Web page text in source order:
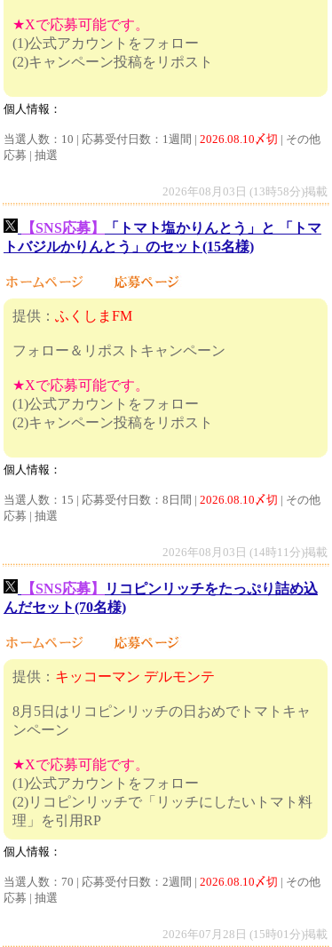
★Xで応募可能です。
(1)公式アカウントをフォロー
(2)キャンペーン投稿をリポスト
個人情報：
当選人数：10 | 応募受付日数：1週間 | 2026.08.10〆切 | その他
応募 | 抽選
2026年08月03日 (13時58分)掲載
【SNS応募】
「トマト塩かりんとう」と 「トマ
トバジルかりんとう」のセット(15名様)
提供： ふくしまFM
フォロー＆リポストキャンペーン
★Xで応募可能です。
(1)公式アカウントをフォロー
(2)キャンペーン投稿をリポスト
個人情報：
当選人数：15 | 応募受付日数：8日間 | 2026.08.10〆切 | その他
応募 | 抽選
2026年08月03日 (14時11分)掲載
【SNS応募】
リコピンリッチをたっぷり詰め込
んだセット(70名様)
提供： キッコーマン デルモンテ
8月5日はリコピンリッチの日おめでトマトキャ
ンペーン
★Xで応募可能です。
(1)公式アカウントをフォロー
(2)リコピンリッチで「リッチにしたいトマト料
理」を引用RP
個人情報：
当選人数：70 | 応募受付日数：2週間 | 2026.08.10〆切 | その他
応募 | 抽選
2026年07月28日 (15時01分)掲載